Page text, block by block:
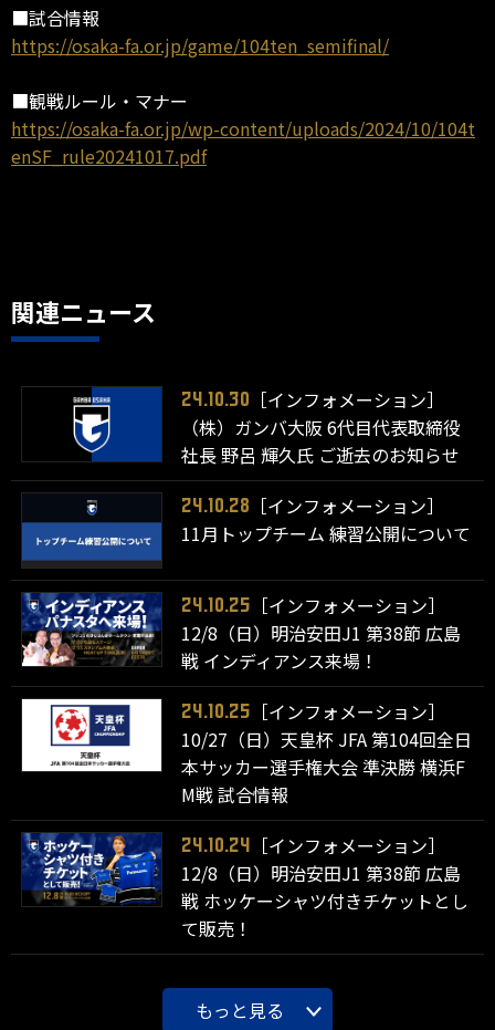
■試合情報
https://osaka-fa.or.jp/game/104ten_semifinal/
■観戦ルール・マナー
https://osaka-fa.or.jp/wp-content/uploads/2024/10/104t
enSF_rule20241017.pdf
関連ニュース
24.10.30
［インフォメーション］
（株）ガンバ大阪 6代目代表取締役
社長 野呂 輝久氏 ご逝去のお知らせ
24.10.28
［インフォメーション］
11月トップチーム 練習公開について
24.10.25
［インフォメーション］
12/8（日）明治安田J1 第38節 広島
戦 インディアンス来場！
24.10.25
［インフォメーション］
10/27（日）天皇杯 JFA 第104回全日
本サッカー選手権大会 準決勝 横浜F
M戦 試合情報
24.10.24
［インフォメーション］
12/8（日）明治安田J1 第38節 広島
戦 ホッケーシャツ付きチケットとし
て販売！
もっと見る